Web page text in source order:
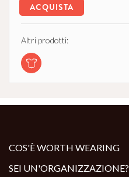
ACQUISTA
Altri prodotti:
COS'È WORTH WEARING
SEI UN'ORGANIZZAZIONE?